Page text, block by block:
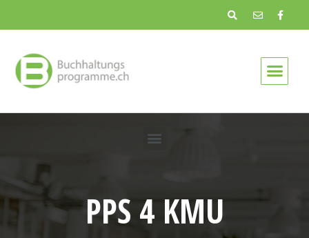
PPS 4 KMU